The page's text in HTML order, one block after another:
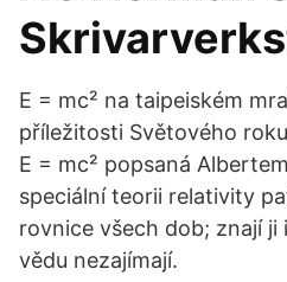
E = mc² na taipeiském
příležitosti Světového
E = mc² popsaná
speciální teorii relativity
rovnice všech dob; znají ji
vědu nezajímají.